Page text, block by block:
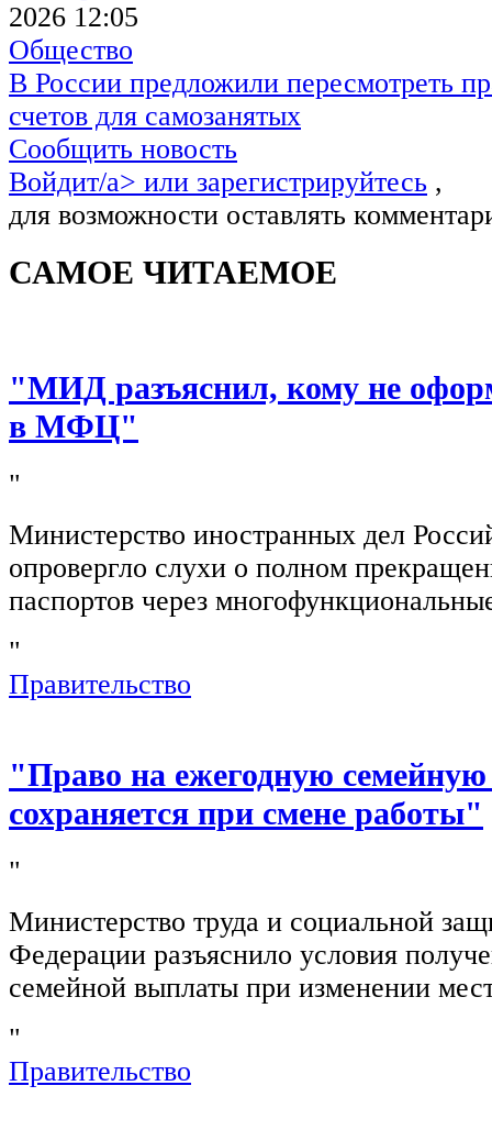
2026 12:05
Общество
В России предложили пересмотреть
счетов для самозанятых
Сообщить новость
Войдит/a> или зарегистрируйтесь ,
для возможности оставлять
САМОЕ ЧИТАЕМОЕ
"МИД разъяснил, кому не
в МФЦ"
"
Министерство иностранных дел
опровергло слухи о полном
паспортов через
"
Правительство
"Право на ежегодную
сохраняется при смене работы"
"
Министерство труда и социальной
Федерации разъяснило условия
семейной выплаты при изменении
"
Правительство